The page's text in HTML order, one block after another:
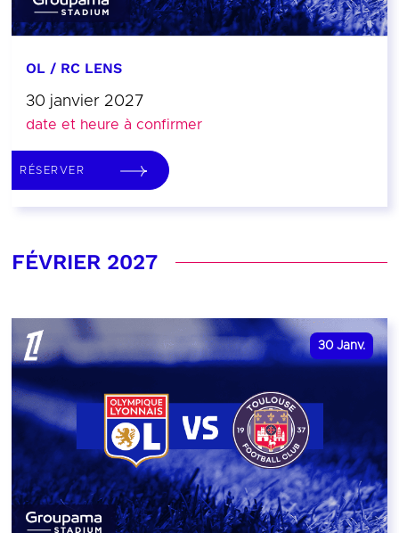
OL / RC LENS
30 janvier 2027
date et heure à confirmer
RÉSERVER
FÉVRIER 2027
30 Janv.